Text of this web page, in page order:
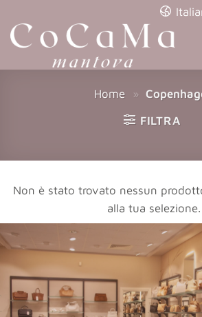
Home »
FILTRA
Non è stato trovato nessun
alla tua selezione.